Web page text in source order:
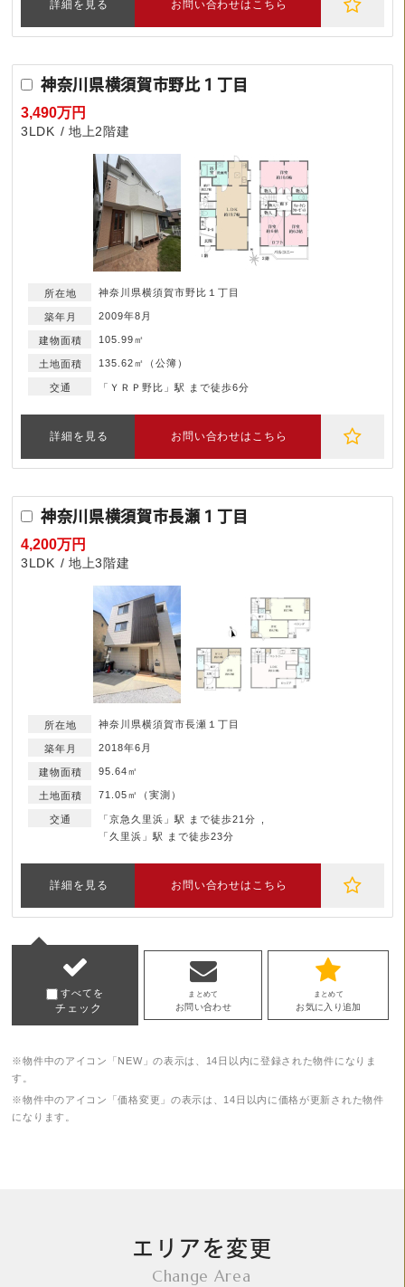
詳細を見る お問い合わせはこちら
神奈川県横須賀市野比１丁目
3,490万円
3LDK 地上2階建
神奈川県横須賀市野比１丁目
2009年8月
105.99㎡
135.62㎡（公簿）
「ＹＲＰ野比」駅 まで徒歩6分
詳細を見る お問い合わせはこちら
神奈川県横須賀市長瀬１丁目
4,200万円
3LDK 地上3階建
神奈川県横須賀市長瀬１丁目
2018年6月
95.64㎡
71.05㎡（実測）
「京急久里浜」駅 まで徒歩21分
「久里浜」駅 まで徒歩23分
詳細を見る お問い合わせはこちら
すべてを
チェック
まとめて
お問い合わせ
まとめて
お気に入り追加
※物件中のアイコン「NEW」の表示は、14日以内に登録された物件になりま
す。
※物件中のアイコン「価格変更」の表示は、14日以内に価格が更新された物件
になります。
エリアを変更
Change Area